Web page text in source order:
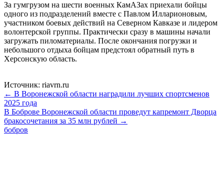
За гумгрузом на шести военных КамАЗах приехали бойцы
одного из подразделений вместе с Павлом Илларионовым,
участником боевых действий на Северном Кавказе и лидером
волонтерской группы. Практически сразу в машины начали
загружать пиломатериалы. После окончания погрузки и
небольшого отдыха бойцам предстоял обратный путь в
Херсонскую область.
Источник: riavrn.ru
← В Воронежской области наградили лучших спортсменов
2025 года
В Боброве Воронежской области проведут капремонт Дворца
бракосочетания за 35 млн рублей →
бобров